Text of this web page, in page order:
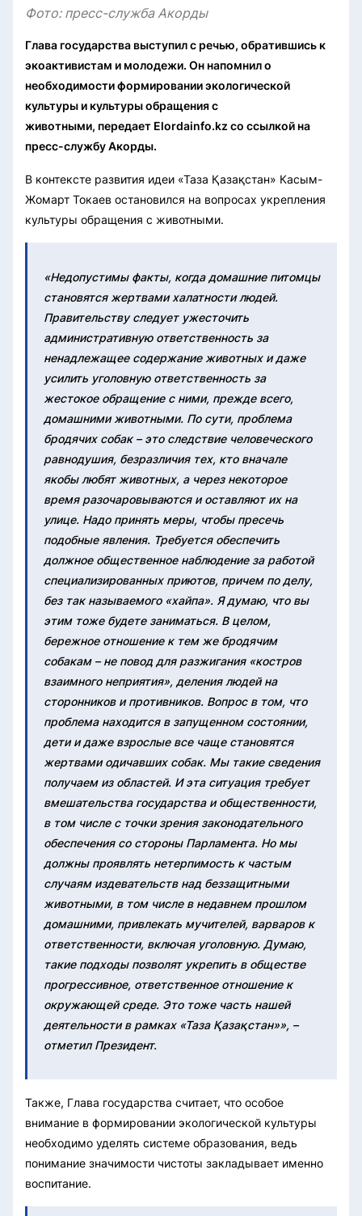
Фото: пресс-служба Акорды
Глава государства выступил с речью, обратившись к
экоактивистам и молодежи. Он напомнил о
необходимости формировании экологической
культуры и культуры обращения с
животными, передает Elordainfo.kz со ссылкой на
пресс-службу Акорды.
В контексте развития идеи «Таза Қазақстан» Касым-
Жомарт Токаев остановился на вопросах укрепления
культуры обращения с животными.
«Недопустимы факты, когда домашние питомцы
становятся жертвами халатности людей.
Правительству следует ужесточить
административную ответственность за
ненадлежащее содержание животных и даже
усилить уголовную ответственность за
жестокое обращение с ними, прежде всего,
домашними животными. По сути, проблема
бродячих собак – это следствие человеческого
равнодушия, безразличия тех, кто вначале
якобы любят животных, а через некоторое
время разочаровываются и оставляют их на
улице. Надо принять меры, чтобы пресечь
подобные явления. Требуется обеспечить
должное общественное наблюдение за работой
специализированных приютов, причем по делу,
без так называемого «хайпа». Я думаю, что вы
этим тоже будете заниматься. В целом,
бережное отношение к тем же бродячим
собакам – не повод для разжигания «костров
взаимного неприятия», деления людей на
сторонников и противников. Вопрос в том, что
проблема находится в запущенном состоянии,
дети и даже взрослые все чаще становятся
жертвами одичавших собак. Мы такие сведения
получаем из областей. И эта ситуация требует
вмешательства государства и общественности,
в том числе с точки зрения законодательного
обеспечения со стороны Парламента. Но мы
должны проявлять нетерпимость к частым
случаям издевательств над беззащитными
животными, в том числе в недавнем прошлом
домашними, привлекать мучителей, варваров к
ответственности, включая уголовную. Думаю,
такие подходы позволят укрепить в обществе
прогрессивное, ответственное отношение к
окружающей среде. Это тоже часть нашей
деятельности в рамках «Таза Қазақстан»», –
отметил Президент.
Также, Глава государства считает, что особое
внимание в формировании экологической культуры
необходимо уделять системе образования, ведь
понимание значимости чистоты закладывает именно
воспитание.